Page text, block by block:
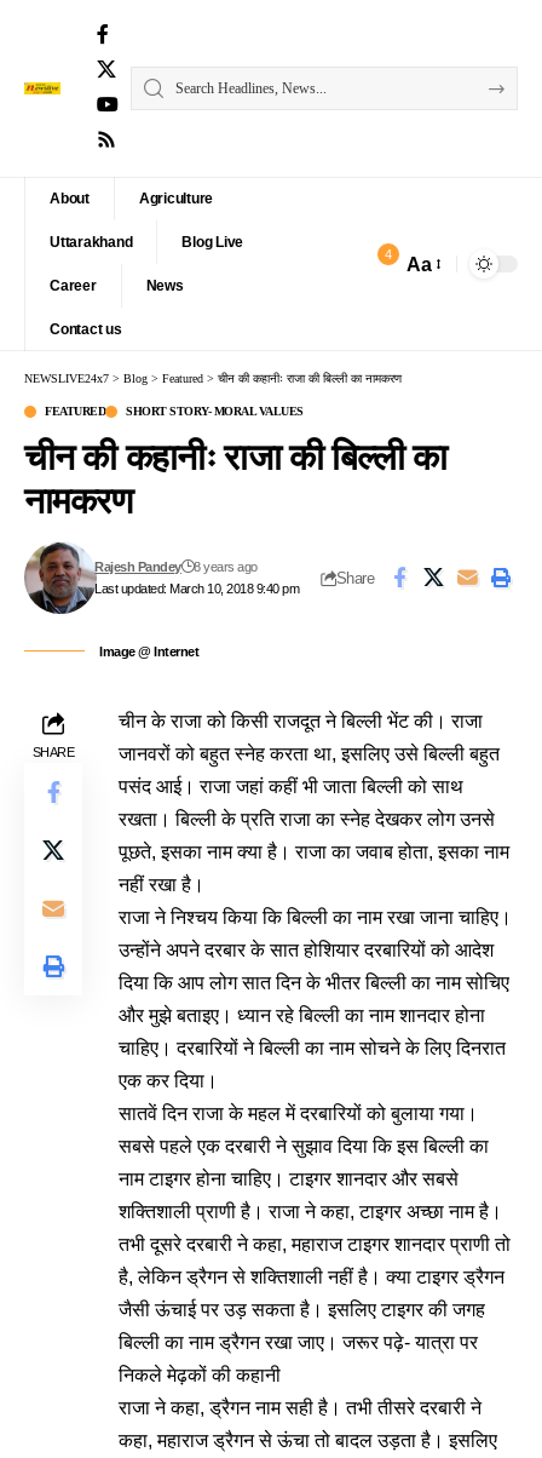
About Agriculture
Uttarakhand Blog Live
Career News
Contact us
4 Aa
NEWSLIVE24x7 > Blog > Featured > चीन की कहानीः राजा की बिल्ली का नामकरण
FEATURED SHORT STORY- MORAL VALUES
चीन की कहानीः राजा की बिल्ली का
नामकरण
Last updated: March 10, 2018 9:40 pm
Rajesh Pandey 8 years ago
Share
Image @ Internet
SHARE
चीन के राजा को किसी राजदूत ने बिल्ली भेंट की। राजा
जानवरों को बहुत स्नेह करता था, इसलिए उसे बिल्ली बहुत
पसंद आई। राजा जहां कहीं भी जाता बिल्ली को साथ
रखता। बिल्ली के प्रति राजा का स्नेह देखकर लोग उनसे
पूछते, इसका नाम क्या है। राजा का जवाब होता, इसका नाम
नहीं रखा है।
राजा ने निश्चय किया कि बिल्ली का नाम रखा जाना चाहिए।
उन्होंने अपने दरबार के सात होशियार दरबारियों को आदेश
दिया कि आप लोग सात दिन के भीतर बिल्ली का नाम सोचिए
और मुझे बताइए। ध्यान रहे बिल्ली का नाम शानदार होना
चाहिए। दरबारियों ने बिल्ली का नाम सोचने के लिए दिनरात
एक कर दिया।
सातवें दिन राजा के महल में दरबारियों को बुलाया गया।
सबसे पहले एक दरबारी ने सुझाव दिया कि इस बिल्ली का
नाम टाइगर होना चाहिए। टाइगर शानदार और सबसे
शक्तिशाली प्राणी है। राजा ने कहा, टाइगर अच्छा नाम है।
तभी दूसरे दरबारी ने कहा, महाराज टाइगर शानदार प्राणी तो
है, लेकिन ड्रैगन से शक्तिशाली नहीं है। क्या टाइगर ड्रैगन
जैसी ऊंचाई पर उड़ सकता है। इसलिए टाइगर की जगह
बिल्ली का नाम ड्रैगन रखा जाए। जरूर पढ़े-यात्रा पर
निकले मेढ़कों की कहानी
राजा ने कहा, ड्रैगन नाम सही है। तभी तीसरे दरबारी ने
कहा, महाराज ड्रैगन से ऊंचा तो बादल उड़ता है। इसलिए